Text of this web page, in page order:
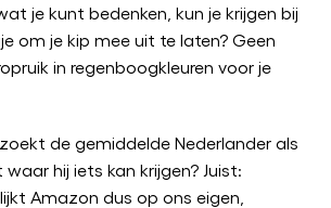
je kunt bedenken, kun je krijgen bij
om je kip mee uit te laten? Geen
in regenboogkleuren voor je
de gemiddelde Nederlander als
hij iets kan krijgen? Juist:
Amazon dus op ons eigen,